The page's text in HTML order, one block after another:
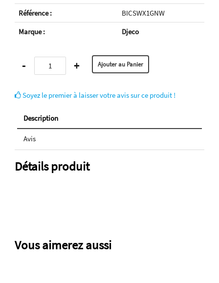
Référence :
BICSWX1GNW
Marque :
Djeco
- +
Soyez le premier à laisser votre avis sur ce produit !
Description
Avis
Détails produit
Vous aimerez aussi